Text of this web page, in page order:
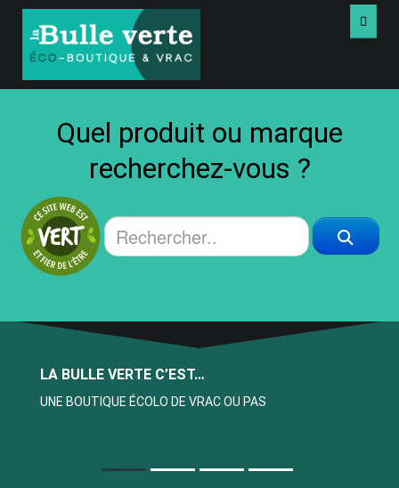
PRODUITS
LIVRES USAGÉS
À PROPOS
NOUS JOINDRE
MATIÈRES PREMIÈRES - DIY
Quel produit ou marque
recherchez-vous ?
LA BULLE VERTE C’EST…
UNE BOUTIQUE ÉCOLO DE VRAC OU PAS